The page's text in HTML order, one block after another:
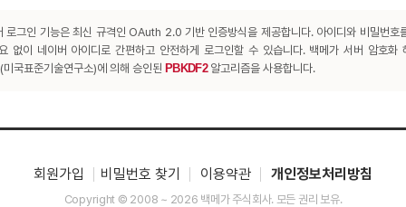
로그인 기능은 최신 규격인 OAuth 2.0 기반 인증방식을 제공합니다. 아이디와 비밀번호
없이 네이버 아이디로 간편하고 안전하게 로그인할 수 있습니다. 백메가 서버 암호화
국표준기술연구소)에 의해 승인된 PBKDF2알고리즘을 사용합니다.
회원가입 비밀번호 찾기 이용약관 개인정보처리방침
Copyright © 2008 ~ 2026 백메가 주식회사. 모든 권리 보유.